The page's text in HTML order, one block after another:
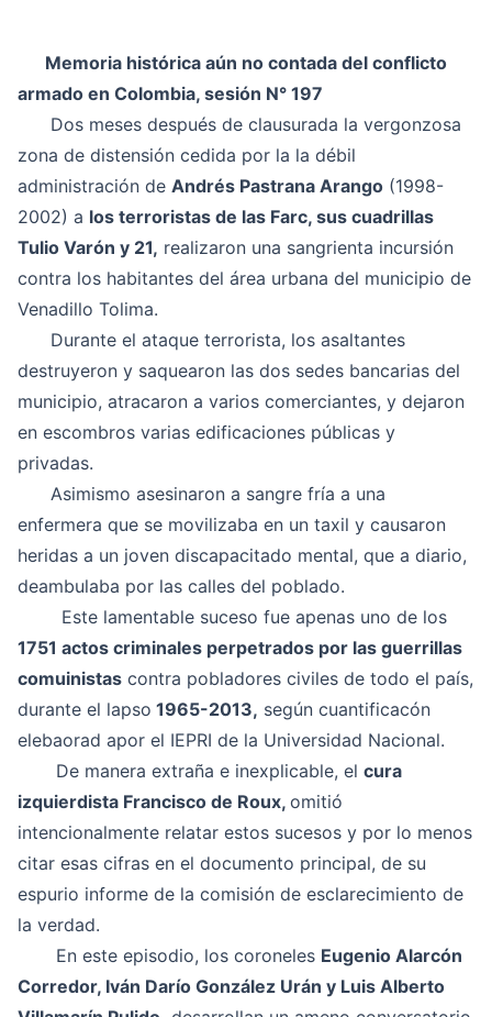
Memoria histórica aún no contada del conflicto
armado en Colombia, sesión N° 197
Dos meses después de clausurada la vergonzosa
zona de distensión cedida por la la débil
administración de Andrés Pastrana Arango (1998-
2002) a los terroristas de las Farc, sus cuadrillas
Tulio Varón y 21, realizaron una sangrienta incursión
contra los habitantes del área urbana del municipio de
Venadillo Tolima.
Durante el ataque terrorista, los asaltantes
destruyeron y saquearon las dos sedes bancarias del
municipio, atracaron a varios comerciantes, y dejaron
en escombros varias edificaciones públicas y
privadas.
Asimismo asesinaron a sangre fría a una
enfermera que se movilizaba en un taxil y causaron
heridas a un joven discapacitado mental, que a diario,
deambulaba por las calles del poblado.
Este lamentable suceso fue apenas uno de los
1751 actos criminales perpetrados por las guerrillas
comuinistas contra pobladores civiles de todo el país,
durante el lapso 1965-2013, según cuantificacón
elebaorad apor el IEPRI de la Universidad Nacional.
De manera extraña e inexplicable, el cura
izquierdista Francisco de Roux, omitió
intencionalmente relatar estos sucesos y por lo menos
citar esas cifras en el documento principal, de su
espurio informe de la comisión de esclarecimiento de
la verdad.
En este episodio, los coroneles Eugenio Alarcón
Corredor, Iván Darío González Urán y Luis Alberto